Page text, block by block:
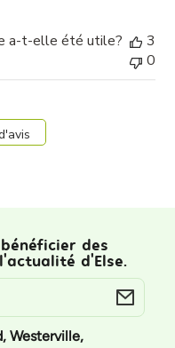
a-t-elle été utile?
3
0
des
d'Else.
Westerville,